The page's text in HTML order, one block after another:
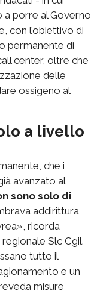
a porre al Governo
con l’obiettivo di
permanente di
center, oltre che
delle
ossigeno al
a livello
che i
avanzato al
sono solo di
addirittura
ricorda
Slc Cgil.
tutto il
e un
misure